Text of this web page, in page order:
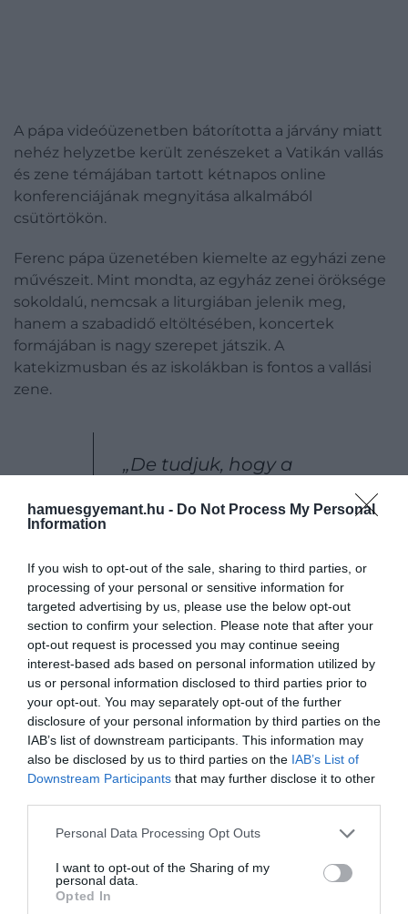
hamuesgyemant.hu - Do Not Process My Personal
Information
If you wish to opt-out of the sale, sharing to third parties, or
processing of your personal or sensitive information for
targeted advertising by us, please use the below opt-out
section to confirm your selection. Please note that after your
opt-out request is processed you may continue seeing
interest-based ads based on personal information utilized by
us or personal information disclosed to third parties prior to
your opt-out. You may separately opt-out of the further
disclosure of your personal information by third parties on the
IAB’s list of downstream participants. This information may
also be disclosed by us to third parties on the IAB’s List of
Downstream Participants that may further disclose it to other
Please note that this website/app uses one or more Google
not limited to your visit or usage behaviour. You may click to
grant or deny consent to Google and its third-party tags to
use your data for below specified purposes in below Google
Personal Data Processing Opt Outs
I want to opt-out of the Sharing of my
personal data.
Opted In
A pápa videóüzenetben bátorította a járvány miatt
nehéz helyzetbe került zenészeket a Vatikán vallás
és zene témájában tartott kétnapos online
konferenciájának megnyitása alkalmából
csütörtökön.
Ferenc pápa üzenetében kiemelte az egyházi zene
művészeit. Mint mondta, az egyház zenei öröksége
sokoldalú, nemcsak a liturgiában jelenik meg,
hanem a szabadidő eltöltésében, koncertek
formájában is nagy szerepet játszik. A
katekizmusban és az iskolákban is fontos a vallási
zene.
„De tudjuk, hogy a
koronavírus-járvány kezdete
óta a zenei tevékenységek
leszűkültek. Mindazokra
gondolok, akik saját bőrükön
érzik ezt: zenészekre, akiknek
az életét és munkáját
alapjaiban rázta meg a
távolságtartás
szükségessége, azokra akik
elveszítették munkájukat,
akiknek hiányoznak a társas
akik segítségével nehéz
körülmények között is